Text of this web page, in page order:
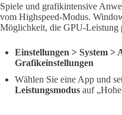
Spiele und grafikintensive
vom Highspeed-Modus.
Möglichkeit, die GPU-Leistung
Einstellungen > System >
Grafikeinstellungen
Wählen Sie eine App und
Leistungsmodus auf